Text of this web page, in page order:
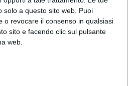
solo a questo sito web. Puoi
o revocare il consenso in qualsiasi
sito e facendo clic sul pulsante
web.